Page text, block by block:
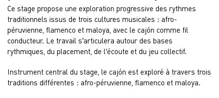
Ce stage propose une exploration progressive des rythmes
traditionnels issus de trois cultures musicales : afro-
péruvienne, flamenco et maloya, avec le cajón comme fil
conducteur. Le travail s’articulera autour des bases
rythmiques, du placement, de l’écoute et du jeu collectif.
Instrument central du stage, le cajón est exploré à travers trois
traditions différentes : afro-péruvienne, flamenco et maloya.